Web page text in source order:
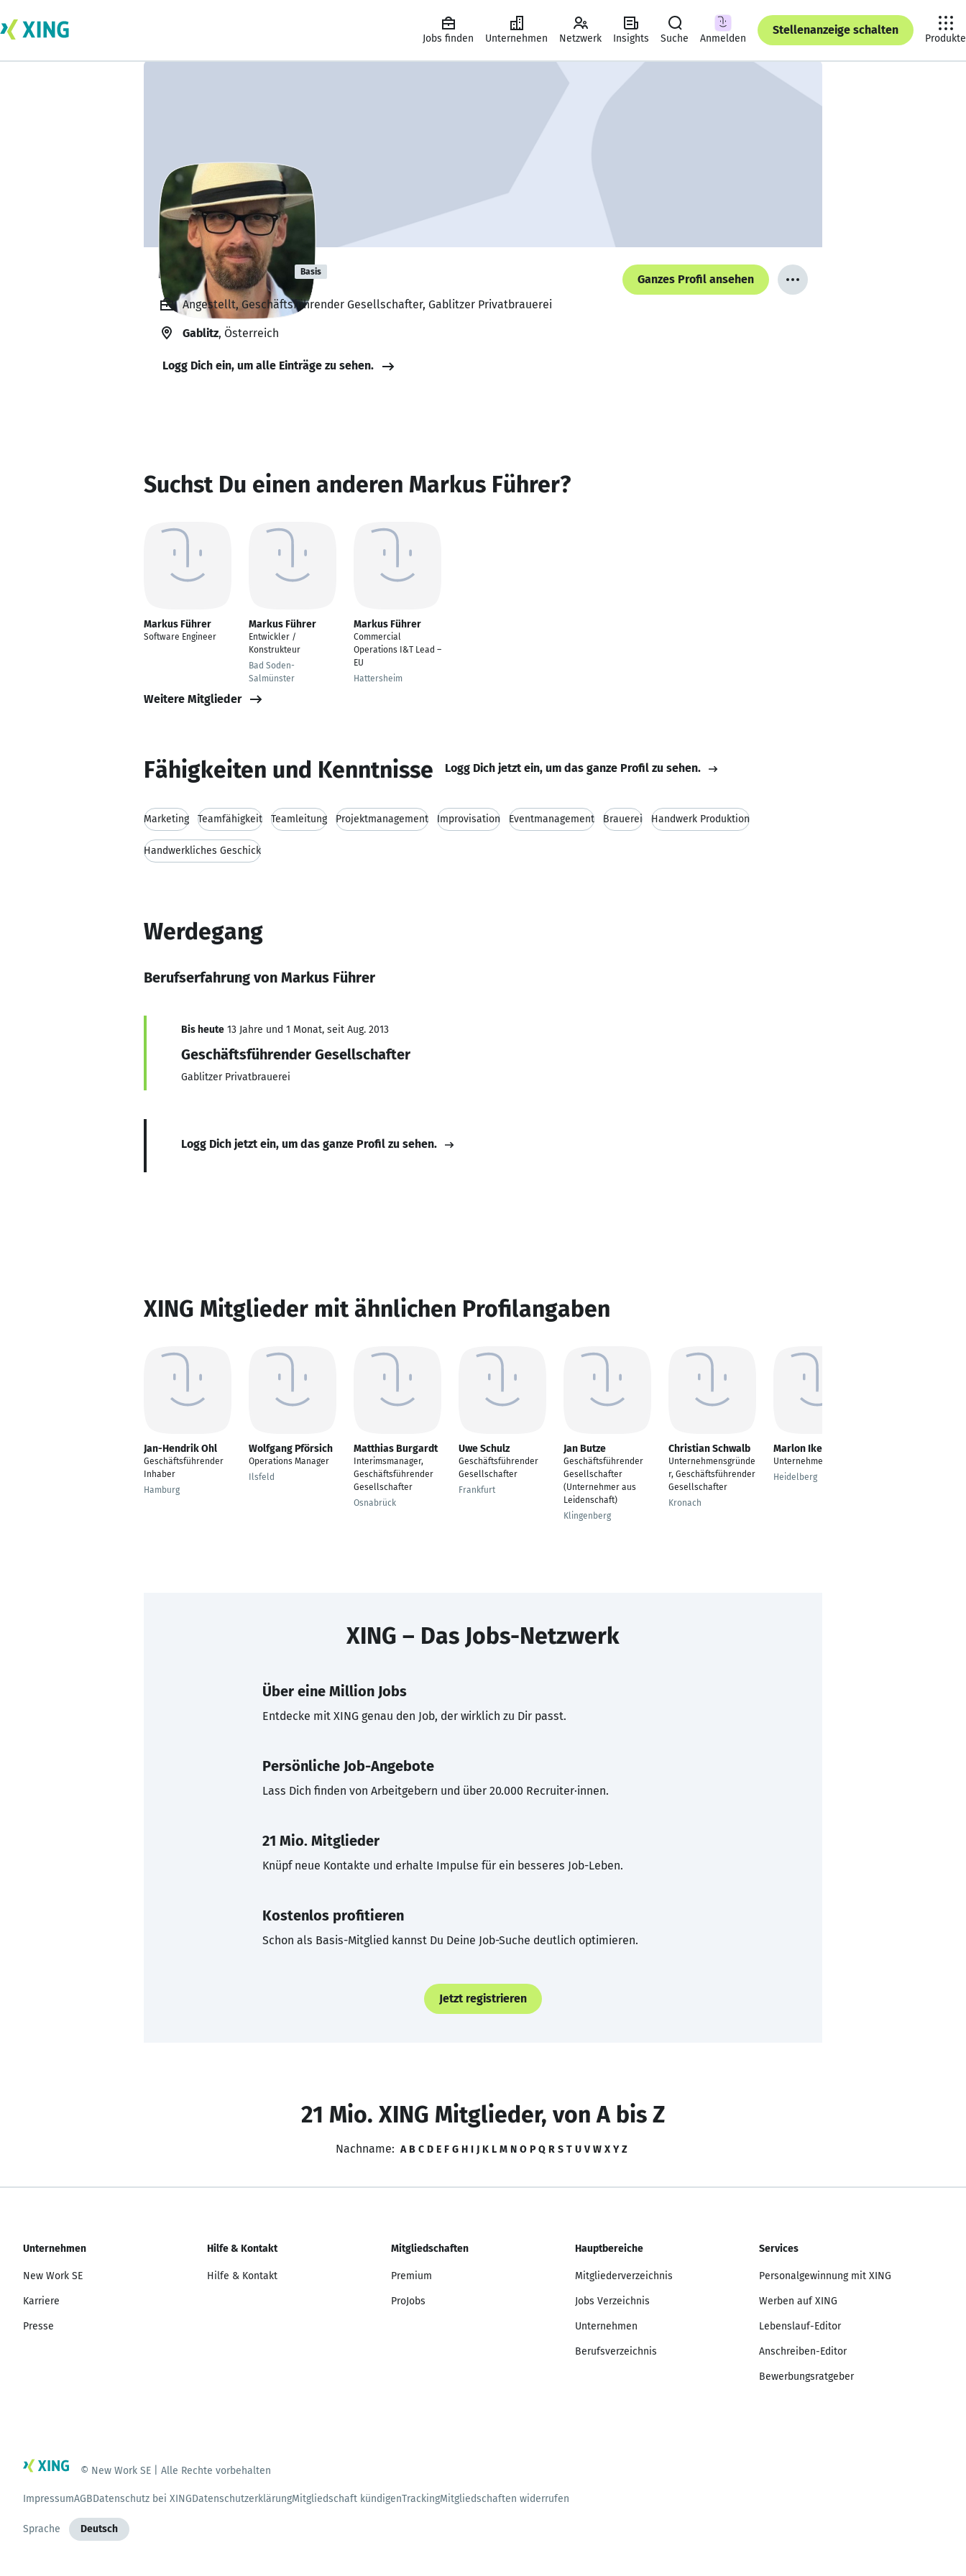
Jobs finden Unternehmen Netzwerk Insights Suche Anmelden
Stellenanzeige schalten
Produkte
Markus Führer Basis
Ganzes Profil ansehen
Angestellt, Geschäftsführender Gesellschafter, Gablitzer Privatbrauerei
Gablitz, Österreich
Logg Dich ein, um alle Einträge zu sehen.
Suchst Du einen anderen Markus Führer?
Markus Führer
Software Engineer
Markus Führer
Entwickler /
Konstrukteur
Bad Soden-
Salmünster
Markus Führer
Commercial
Operations I&T Lead –
EU
Hattersheim
Weitere Mitglieder
Fähigkeiten und Kenntnisse Logg Dich jetzt ein, um das ganze Profil zu sehen.
Marketing Teamfähigkeit Teamleitung Projektmanagement Improvisation Eventmanagement Brauerei Handwerk Produktion
Handwerkliches Geschick
Werdegang
Berufserfahrung von Markus Führer
Bis heute 13 Jahre und 1 Monat, seit Aug. 2013
Geschäftsführender Gesellschafter
Gablitzer Privatbrauerei
Logg Dich jetzt ein, um das ganze Profil zu sehen.
XING Mitglieder mit ähnlichen Profilangaben
Jan-Hendrik Ohl
Geschäftsführender
Inhaber
Hamburg
Wolfgang Pförsich
Operations Manager
Ilsfeld
Matthias Burgardt
Interimsmanager,
Geschäftsführender
Gesellschafter
Osnabrück
Uwe Schulz
Geschäftsführender
Gesellschafter
Frankfurt
Jan Butze
Geschäftsführender
Gesellschafter
(Unternehmer aus
Leidenschaft)
Klingenberg
Christian Schwalb
Unternehmensgründe
r, Geschäftsführender
Gesellschafter
Kronach
Marlon Ikels
Unternehmer
Heidelberg
XING – Das Jobs-Netzwerk
Über eine Million Jobs
Entdecke mit XING genau den Job, der wirklich zu Dir passt.
Persönliche Job-Angebote
Lass Dich finden von Arbeitgebern und über 20.000 Recruiter·innen.
21 Mio. Mitglieder
Knüpf neue Kontakte und erhalte Impulse für ein besseres Job-Leben.
Kostenlos profitieren
Schon als Basis-Mitglied kannst Du Deine Job-Suche deutlich optimieren.
Jetzt registrieren
21 Mio. XING Mitglieder, von A bis Z
Nachname: A B C D E F G H I J K L M N O P Q R S T U V W X Y Z
Unternehmen
New Work SE
Karriere
Presse
Hilfe & Kontakt
Hilfe & Kontakt
Mitgliedschaften
Premium
ProJobs
Hauptbereiche
Mitgliederverzeichnis
Jobs Verzeichnis
Unternehmen
Berufsverzeichnis
Services
Personalgewinnung mit XING
Werben auf XING
Lebenslauf-Editor
Anschreiben-Editor
Bewerbungsratgeber
© New Work SE | Alle Rechte vorbehalten
ImpressumAGBDatenschutz bei XINGDatenschutzerklärungMitgliedschaft kündigenTrackingMitgliedschaften widerrufen
Sprache Deutsch